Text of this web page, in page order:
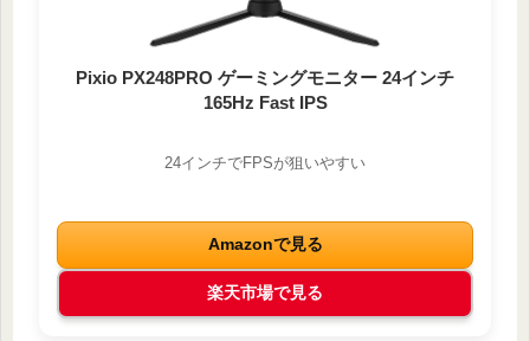
Pixio PX248PRO ゲーミングモニター 24インチ
165Hz Fast IPS
24インチでFPSが狙いやすい
Amazonで見る
楽天市場で見る